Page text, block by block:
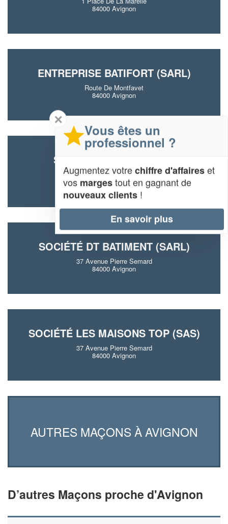
84000 Avignon
ENTREPRISE BATIFORT (SARL)
Route De Montfavet
84000 Avignon
SOCIÉTÉ MARAS (SARL)
20 Rue Charles Chartier
84000 Avignon
SOCIÉTÉ DT BATIMENT (SARL)
37 Avenue Pierre Semard
84000 Avignon
SOCIÉTÉ LES MAISONS TOP (SAS)
37 Avenue Pierre Semard
84000 Avignon
AUTRES MAÇONS À AVIGNON
D’autres Maçons proche d'Avignon
✕
Vous êtes un
professionnel ?
Augmentez votrechiffre d'affaireset
vos margestout en gagnant de
nouveaux clients !
En savoir plus